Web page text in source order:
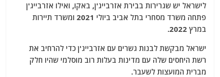
לישראל יש שגרירות בבירת אזרבייג'ן, באקו, ואילו אזרבייג'ן
פתחה משרד מסחרי בתל אביב ביולי 2021 ומשרד תיירות
במרץ 2022.
ישראל מבקשת לבנות גשרים עם אזרבייג'ן כדי להרחיב את
רשת היחסים שלה עם מדינות בעלות רוב מוסלמי שהיו חלק
מברית המועצות לשעבר.